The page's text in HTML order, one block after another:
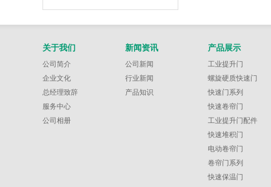
关于我们
公司简介
企业文化
总经理致辞
服务中心
公司相册
新闻资讯
公司新闻
行业新闻
产品知识
产品展示
工业提升门
螺旋硬质快速门
快速门系列
快速卷帘门
工业提升门配件
快速堆积门
电动卷帘门
卷帘门系列
快速保温门